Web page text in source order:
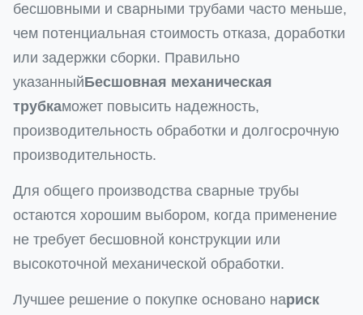
бесшовными и сварными трубами часто меньше,
чем потенциальная стоимость отказа, доработки
или задержки сборки. Правильно
указанныйБесшовная механическая
трубкаможет повысить надежность,
производительность обработки и долгосрочную
производительность.
Для общего производства сварные трубы
остаются хорошим выбором, когда применение
не требует бесшовной конструкции или
высокоточной механической обработки.
Лучшее решение о покупке основано нариск